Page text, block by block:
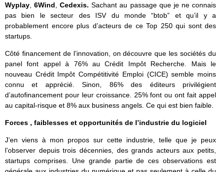
Wyplay ,6Wind ,Cedexis.Sachant au passage que je ne connais
pas bien le secteur des ISV du monde “btob” et qu’il y a
probablement encore plus d’acteurs de ce Top 250 qui sont des
startups.
Côté financement de l’innovation, on découvre que les sociétés du
panel font appel à 76% au Crédit Impôt Recherche. Mais le
nouveau Crédit Impôt Compétitivité Emploi (CICE) semble moins
connu et apprécié. Sinon, 86% des éditeurs privilégient
d’autofinancement pour leur croissance. 25% font ou ont fait appel
au capital-risque et 8% aux business angels. Ce qui est bien faible.
Forces , faiblesses et opportunités de l’industrie du logiciel
J’en viens à mon propos sur cette industrie, telle que je peux
l’observer depuis trois décennies, des grands acteurs aux petits,
startups comprises. Une grande partie de ces observations est